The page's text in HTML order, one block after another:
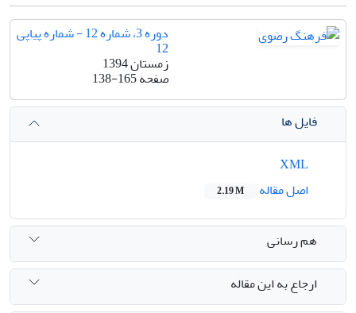
دوره 3، شماره 12 - شماره پیاپی
12
زمستان 1394
صفحه138-165
فایل ها
اصل مقاله
2.19 M
هم رسانی
ارجاع به این مقاله